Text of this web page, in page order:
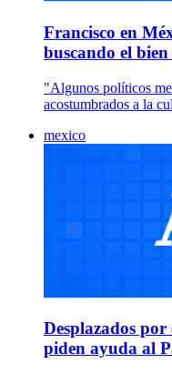
Francisco en
buscando el
"Algunos políticos
acostumbrados a la
mexico
Desplazados
piden ayuda al